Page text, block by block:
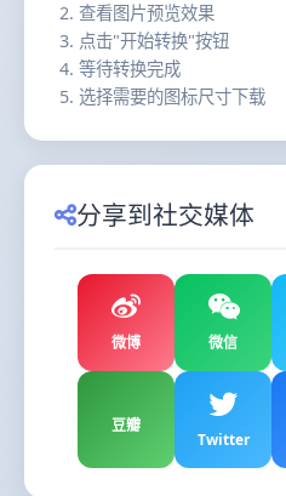
查看图片预览效果
点击"开始转换"按钮
等待转换完成
选择需要的图标尺寸下载
分享到社交媒体
微博 微信
豆瓣
Twitter